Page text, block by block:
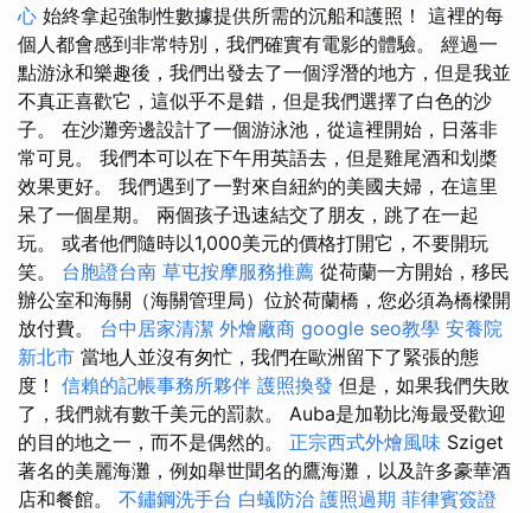
心 始終拿起強制性數據提供所需的沉船和護照！ 這裡的每
個人都會感到非常特別，我們確實有電影的體驗。 經過一
點游泳和樂趣後，我們出發去了一個浮潛的地方，但是我並
不真正喜歡它，這似乎不是錯，但是我們選擇了白色的沙
子。 在沙灘旁邊設計了一個游泳池，從這裡開始，日落非
常可見。 我們本可以在下午用英語去，但是雞尾酒和划槳
效果更好。 我們遇到了一對來自紐約的美國夫婦，在這里
呆了一個星期。 兩個孩子迅速結交了朋友，跳了在一起
玩。 或者他們隨時以1,000美元的價格打開它，不要開玩
笑。 台胞證台南 草屯按摩服務推薦 從荷蘭一方開始，移民
辦公室和海關（海關管理局）位於荷蘭橋，您必須為橋樑開
放付費。 台中居家清潔 外燴廠商 google seo教學 安養院
新北市 當地人並沒有匆忙，我們在歐洲留下了緊張的態
度！ 信賴的記帳事務所夥伴 護照換發 但是，如果我們失敗
了，我們就有數千美元的罰款。 Auba是加勒比海最受歡迎
的目的地之一，而不是偶然的。 正宗西式外燴風味 Sziget
著名的美麗海灘，例如舉世聞名的鷹海灘，以及許多豪華酒
店和餐館。 不鏽鋼洗手台 白蟻防治 護照過期 菲律賓簽證